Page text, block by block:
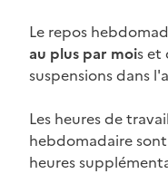
Le repos
au plus par mois et
suspensions dans
Les heures de
hebdomadaire
heures